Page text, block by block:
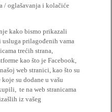
/ oglašavanja i kolačiće
kako bismo prikazali
usluga prilagođenih vama
trećih strana,
kao što je Facebook,
web stranici, kao što su
su dodane u vašu
te na web stranicama
iz vašeg